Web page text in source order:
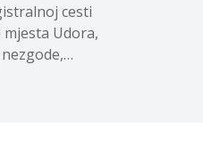
cesti
Udora,